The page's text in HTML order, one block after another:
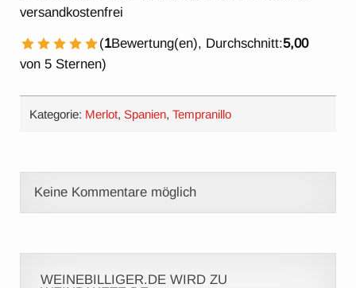
versandkostenfrei
5 Sterne
4 Sterne
3 Sterne
2 Sterne
1 Stern
(1Bewertung(en), Durchschnitt:5,00
von 5 Sternen)
Kategorie: Merlot,Spanien,Tempranillo
Keine Kommentare möglich
WEINEBILLIGER.DE WIRD ZU